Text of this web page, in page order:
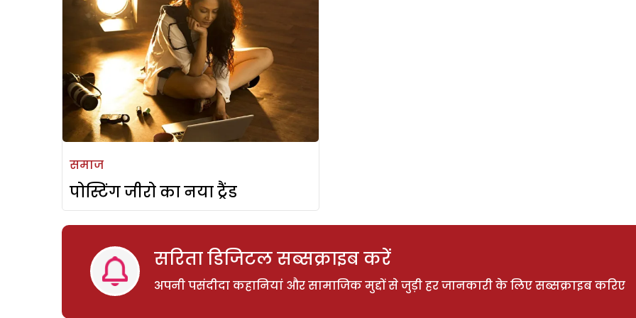
समाज
पोस्टिंग जीरो का नया ट्रैंड
सरिता डिजिटल सब्सक्राइब करें
अपनी पसंदीदा कहानियां और सामाजिक मुद्दों से जुड़ी हर जानकारी के लिए सब्सक्राइब करिए